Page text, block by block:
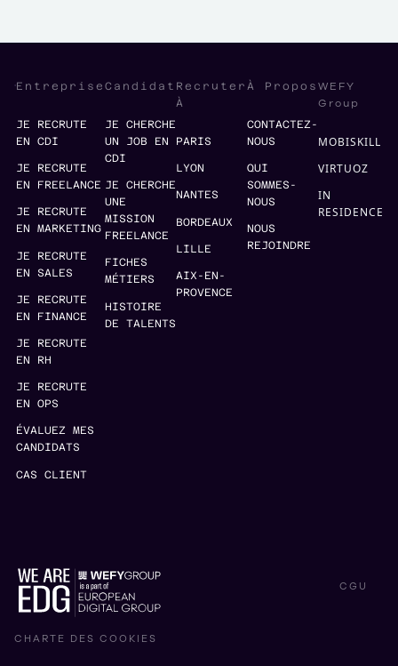
Entreprise
JE RECRUTE
EN CDI
JE RECRUTE
EN FREELANCE
JE RECRUTE
EN MARKETING
JE RECRUTE
EN SALES
JE RECRUTE
EN FINANCE
JE RECRUTE
EN RH
JE RECRUTE
EN OPS
ÉVALUEZ MES
CANDIDATS
CAS CLIENT
Candidat
JE CHERCHE
UN JOB EN
CDI
JE CHERCHE
UNE
MISSION
FREELANCE
FICHES
MÉTIERS
HISTOIRE
DE TALENTS
Recruter
À
PARIS
LYON
NANTES
BORDEAUX
LILLE
AIX-EN-
PROVENCE
À Propos
CONTACTEZ-
NOUS
QUI
SOMMES-
NOUS
NOUS
REJOINDRE
WEFY
Group
MOBISKILL
VIRTUOZ
IN
RESIDENCE
CHARTE DES COOKIES
CGU